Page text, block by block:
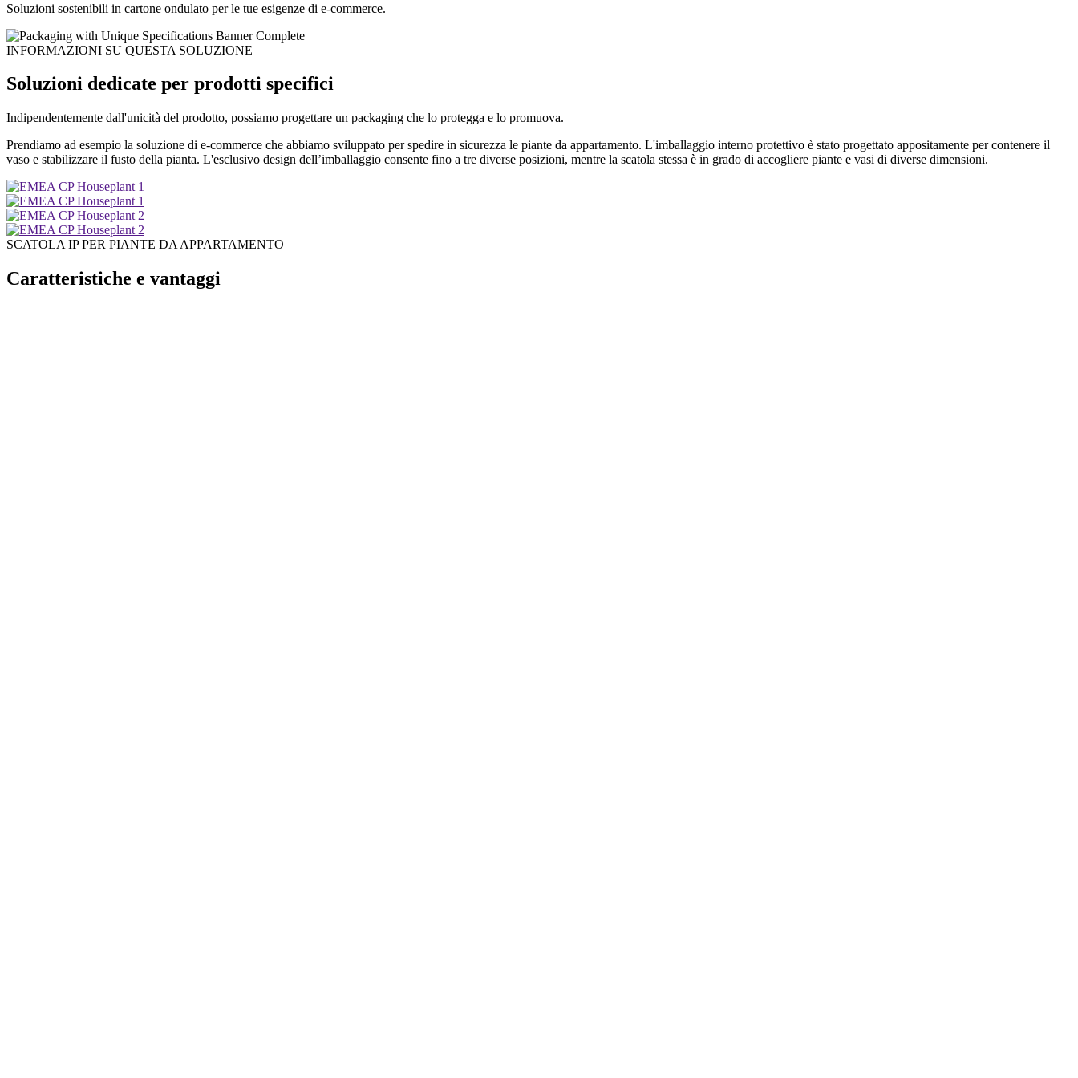
Soluzioni sostenibili in cartone ondulato per le tue esigenze di e-commerce.
INFORMAZIONI SU QUESTA SOLUZIONE
Soluzioni dedicate per prodotti specifici
Indipendentemente dall'unicità del prodotto, possiamo progettare un packaging che lo protegga e lo promuova.
Prendiamo ad esempio la soluzione di e-commerce che abbiamo sviluppato per spedire in sicurezza le piante da appartamento. L'imballaggio interno protettivo è stato progettato appositamente per contenere il
vaso e stabilizzare il fusto della pianta. L'esclusivo design dell’imballaggio consente fino a tre diverse posizioni, mentre la scatola stessa è in grado di accogliere piante e vasi di diverse dimensioni.
SCATOLA IP PER PIANTE DA APPARTAMENTO
Caratteristiche e vantaggi